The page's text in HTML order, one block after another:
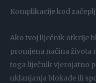
Komplikacije kod
Ako tvoj liječnik otkrije
promjena načina života
toga liječnik vjerojatno
uklanjanja blokade ili